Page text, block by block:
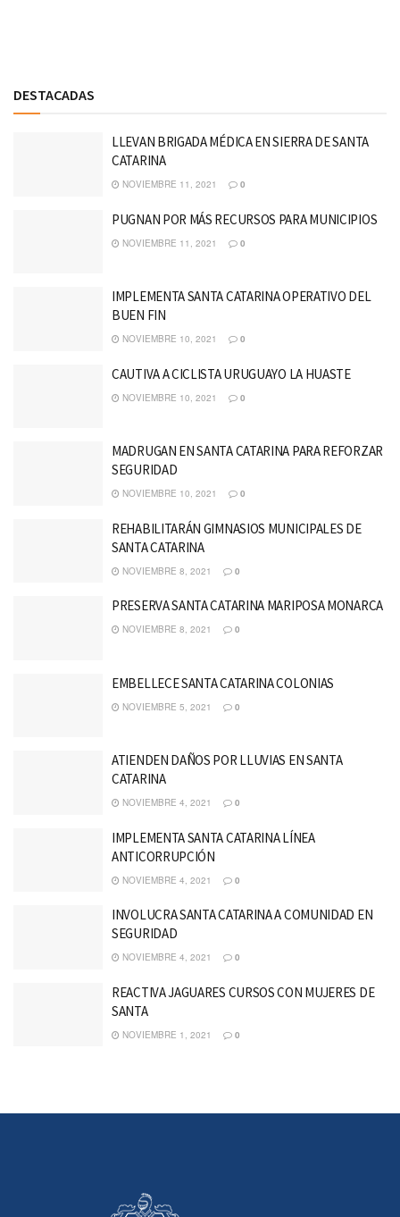
DESTACADAS
LLEVAN BRIGADA MÉDICA EN SIERRA DE SANTA
CATARINA
NOVIEMBRE 11, 2021 0
PUGNAN POR MÁS RECURSOS PARA MUNICIPIOS
NOVIEMBRE 11, 2021 0
IMPLEMENTA SANTA CATARINA OPERATIVO DEL
BUEN FIN
NOVIEMBRE 10, 2021 0
CAUTIVA A CICLISTA URUGUAYO LA HUASTE
NOVIEMBRE 10, 2021 0
MADRUGAN EN SANTA CATARINA PARA REFORZAR
SEGURIDAD
NOVIEMBRE 10, 2021 0
REHABILITARÁN GIMNASIOS MUNICIPALES DE
SANTA CATARINA
NOVIEMBRE 8, 2021 0
PRESERVA SANTA CATARINA MARIPOSA MONARCA
NOVIEMBRE 8, 2021 0
EMBELLECE SANTA CATARINA COLONIAS
NOVIEMBRE 5, 2021 0
ATIENDEN DAÑOS POR LLUVIAS EN SANTA
CATARINA
NOVIEMBRE 4, 2021 0
IMPLEMENTA SANTA CATARINA LÍNEA
ANTICORRUPCIÓN
NOVIEMBRE 4, 2021 0
INVOLUCRA SANTA CATARINA A COMUNIDAD EN
SEGURIDAD
NOVIEMBRE 4, 2021 0
REACTIVA JAGUARES CURSOS CON MUJERES DE
SANTA
NOVIEMBRE 1, 2021 0